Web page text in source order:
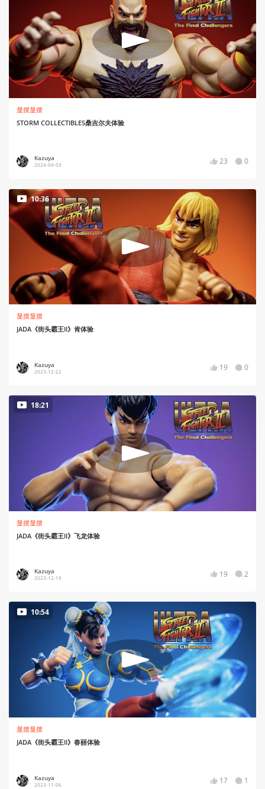
显摆显摆
STORM COLLECTIBLES桑吉尔夫体验
Kazuya
2024-04-03 23 0
10:36
显摆显摆
JADA《街头霸王II》肯体验
Kazuya
2023-12-22 19 0
18:21
显摆显摆
JADA《街头霸王II》飞龙体验
Kazuya
2023-12-19 19 2
10:54
显摆显摆
JADA《街头霸王II》春丽体验
Kazuya
2023-11-06 17 1